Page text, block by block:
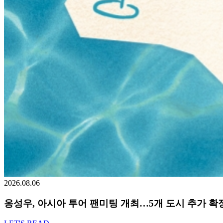
2026.08.06
옹성우, 아시아 투어 팬미팅 개최…5개 도시 추가 확